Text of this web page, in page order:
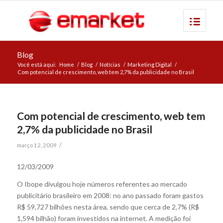
Blog
Você está aqui: Home / Blog / Notícias / Marketing Digital /
Com potencial de crescimento, web tem 2,7% da publicidade no Brasil
Com potencial de crescimento, web tem
2,7% da publicidade no Brasil
março 12, 2009 /
12/03/2009
O Ibope divulgou hoje números referentes ao mercado
publicitário brasileiro em 2008: no ano passado foram gastos
R$ 59,727 bilhões nesta área, sendo que cerca de 2,7% (R$
1,594 bilhão) foram investidos na internet. A medição foi